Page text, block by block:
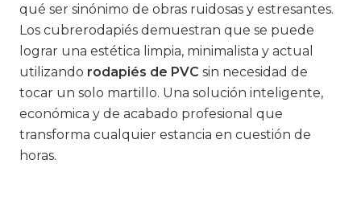
qué ser sinónimo de obras ruidosas y estresantes.
Los cubrerodapiés demuestran que se puede
lograr una estética limpia, minimalista y actual
utilizando rodapiés de PVC sin necesidad de
tocar un solo martillo. Una solución inteligente,
económica y de acabado profesional que
transforma cualquier estancia en cuestión de
horas.